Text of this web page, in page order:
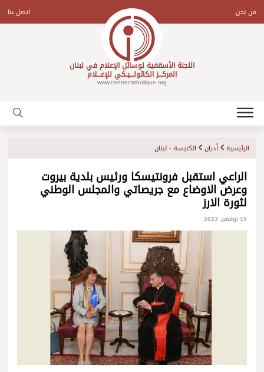
contentمن نحن اتصل بنا
اللجنة الأسقفية لوسائل الإعلام في لبنان
المركـــز الكاثولـــيـكي للإعـــلام
www.centrecatholique.org
الرئيسية أديان الكنيسة - لبنان
الراعي استقبل فرونتيسكا ورئيس بلدية بيروت
وعرض الاوضاع مع جريصاتي والمجلس الوطني
لثورة الارز
15 نوفمبر، 2023